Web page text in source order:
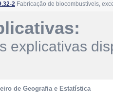
2 Fabricação de biocombustíveis,
explicativas
de Geografia e Estatística